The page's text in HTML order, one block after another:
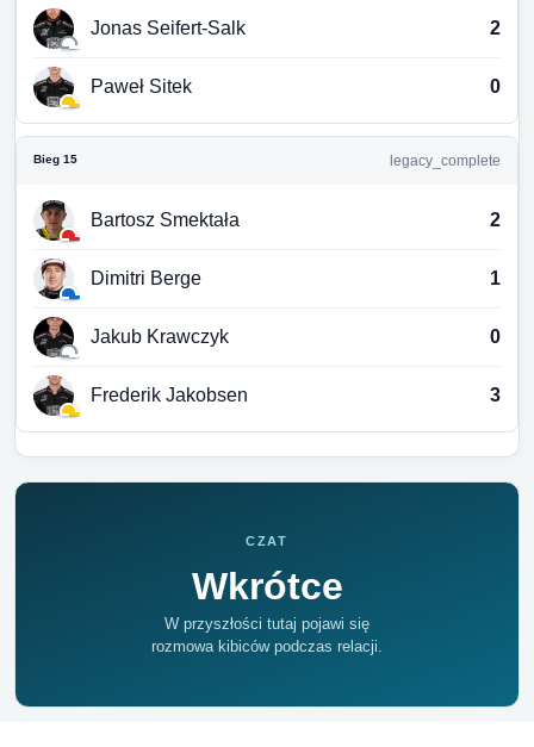
Jonas Seifert-Salk 2
Paweł Sitek 0
Bieg 15 legacy_complete
Bartosz Smektała 2
Dimitri Berge 1
Jakub Krawczyk 0
Frederik Jakobsen 3
CZAT
Wkrótce
W przyszłości tutaj pojawi się
rozmowa kibiców podczas relacji.